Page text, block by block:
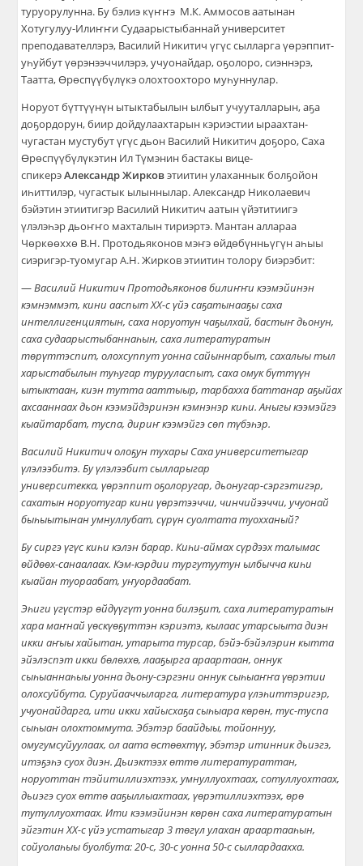
туруорулунна. Бу бэлиэ күҥҥэ М.К. Аммосов аатынан
Хотугулуу-Илиҥҥи Судаарыстыбаннай университет
преподавателлэрэ, Василий Никитич үгүс сылларга үөрэппит-
уһуйбут үөрэнээччилэрэ, учуонайдар, оҕолоро, сиэннэрэ,
Таатта, Өрөспүүбүлүкэ олохтоохторо муһуннулар.
Норуот бүттүүнүн ытыктабылын ылбыт учууталларын, аҕа
доҕордорун, биир дойдулаахтарын кэриэстии ыраахтан-
чугастан мустубут үгүс дьон Василий Никитич доҕоро, Саха
Өрөспүүбүлүкэтин Ил Түмэнин бастакы вице-
спикерэАлександр Жирковэтиитин улаханнык болҕойон
иһиттилэр, чугастык ылыннылар. Александр Николаевич
бэйэтин этиитигэр Василий Никитич аатын үйэтитиигэ
үлэлэһэр дьоҥҥо махталын тириэртэ. Мантан аллараа
Чөркөөххө В.Н. Протодьяконов мэҥэ өйдөбүнньүгүн аһыы
сиэригэр-туомугар А.Н. Жирков этиитин толору биэрэбит:
—Василий Никитич Протодьяконов билиҥҥи кээмэйинэн
кэмнэммэт, кини ааспыт XX-с үйэ саҕатынааҕы саха
интеллигенциятын, саха норуотун чаҕылхай, бастыҥ дьонун,
саха судаарыстыбаннаһын, саха литературатын
төрүттэспит, олохсуппут уонна сайыннарбыт, сахалыы тыл
харыстабылын туһугар турууласпыт, саха омук бүттүүн
ытыктаан, киэн тутта ааттыыр, тарбахха баттанар аҕыйах
ахсааннаах дьон кээмэйдэринэн кэмнэнэр киһи. Аныгыкээмэйгэ
кыайтарбат, туспа, дириҥ кээмэйгэ сөп түбэһэр.
Василий Никитич олоҕун тухары Саха университетыгар
үлэлээбитэ. Бу үлэлээбит сылларыгар
университекка, үөрэппит оҕолоругар, дьонугар-сэргэтигэр,
сахатын норуотугар кини үөрэтээччи, чинчийээччи, учуонай
быһыытынан умнуллубат, сүрүн суолтата туохханый?
Бу сиргэ үгүс киһи кэлэн барар. Киһи-аймах сүрдээх талымас
өйдөөх-санаалаах. Кэм-кэрдии тургутуутун ылбычча киһи
кыайан туораабат, уҥуордаабат.
Эһиги үгүстэр өйдүүгүт уонна билэҕит, саха литературатын
хара маҥнай үөскүөҕүттэн кэриэтэ, кылаас утарсыыта диэн
икки аҥыы хайытан, утарыта турсар, бэйэ-бэйэлэрин кытта
эйэлэспэт икки бөлөххө, лааҕырга араартаан, оннук
сыһыаннаһыы уонна дьону-сэргэни оннук сыһыаҥҥа үөрэтии
олохсуйбута. Суруйааччыларга, литература үлэһиттэригэр,
учуонайдарга, ити икки хайысхаҕа сыһыара көрөн, тус-туспа
сыһыан олохтоммута. Эбэтэр баайдыы, тойоннуу,
омугумсуйуулаах, ол аата өстөөхтүү, эбэтэр итинник дьиэгэ,
итэҕэһэсуох диэн. Дьиэктээх өттө литератураттан,
норуоттан тэйитиллиэхтээх, умнуллуохтаах, сотуллуохтаах,
дьиэгэ суох өттө ааҕыллыахтаах, үөрэтиллиэхтээх, өрө
тутуллуохтаах. Ити кээмэйинэн көрөн саха литературатын
эйгэтин ХХ-с үйэ устатыгар 3 төгүл улахан араартааһын,
сойуолаһыы буолбута: 20-с, 30-с уонна 50-с сыллардаахха.